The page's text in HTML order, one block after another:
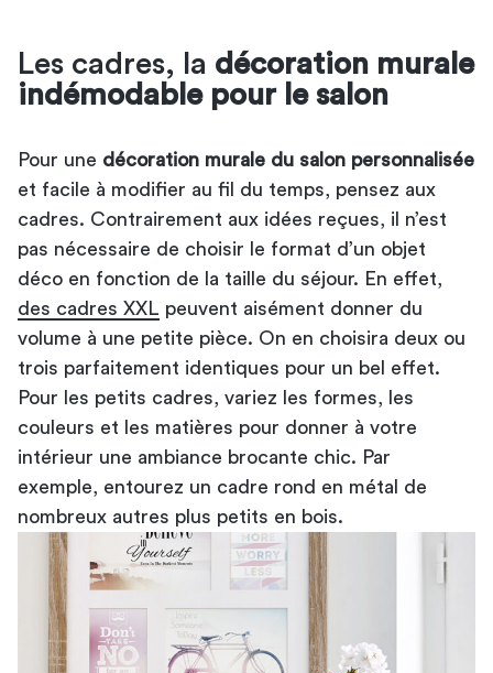
Les cadres, la décoration murale
indémodable pour le salon
Pour une décoration murale du salon personnalisée
et facile à modifier au fil du temps, pensez aux
cadres. Contrairement aux idées reçues, il n’est
pas nécessaire de choisir le format d’un objet
déco en fonction de la taille du séjour. En effet,
des cadres XXL
peuvent aisément donner du
volume à une petite pièce. On en choisira deux ou
trois parfaitement identiques pour un bel effet.
Pour les petits cadres, variez les formes, les
couleurs et les matières pour donner à votre
intérieur une ambiance brocante chic. Par
exemple, entourez un cadre rond en métal de
nombreux autres plus petits en bois.